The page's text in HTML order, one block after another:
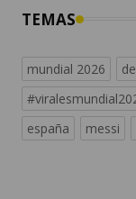
mundial 2026
españa
messi